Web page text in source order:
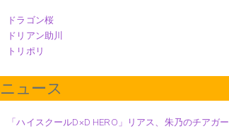
ドラゴン桜
ドリアン助川
トリポリ
ニュース
「ハイスクールD×D HERO」リアス、朱乃のチア